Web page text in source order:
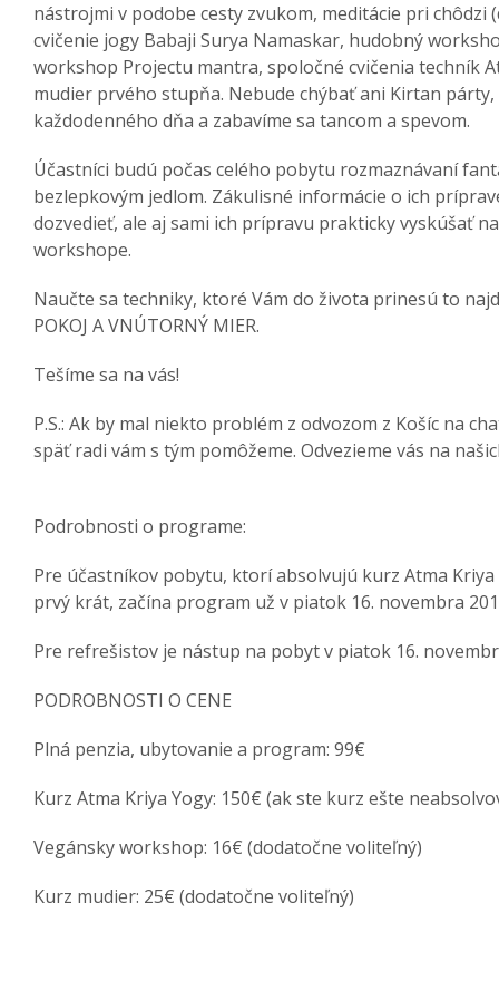
nástrojmi v podobe cesty zvukom, meditácie pri chôdzi
cvičenie jogy Babaji Surya Namaskar, hudobný
workshop Projectu mantra, spoločné cvičenia techník
mudier prvého stupňa. Nebude chýbať ani Kirtan
každodenného dňa a zabavíme sa tancom a spevom.
Účastníci budú počas celého pobytu rozmaznávaní
bezlepkovým jedlom. Zákulisné informácie o ich
dozvedieť, ale aj sami ich prípravu prakticky vyskúšať
workshope.
Naučte sa techniky, ktoré Vám do života prinesú to
POKOJ A VNÚTORNÝ MIER.
Tešíme sa na vás!
P.S.: Ak by mal niekto problém z odvozom z Košíc na
späť radi vám s tým pomôžeme. Odvezieme vás na
Podrobnosti o programe:
Pre účastníkov pobytu, ktorí absolvujú kurz Atma
prvý krát, začína program už v piatok 16. novembra
Pre refrešistov je nástup na pobyt v piatok 16.
PODROBNOSTI O CENE
Plná penzia, ubytovanie a program: 99€
Kurz Atma Kriya Yogy: 150€ (ak ste kurz ešte
Vegánsky workshop: 16€ (dodatočne voliteľný)
Kurz mudier: 25€ (dodatočne voliteľný)